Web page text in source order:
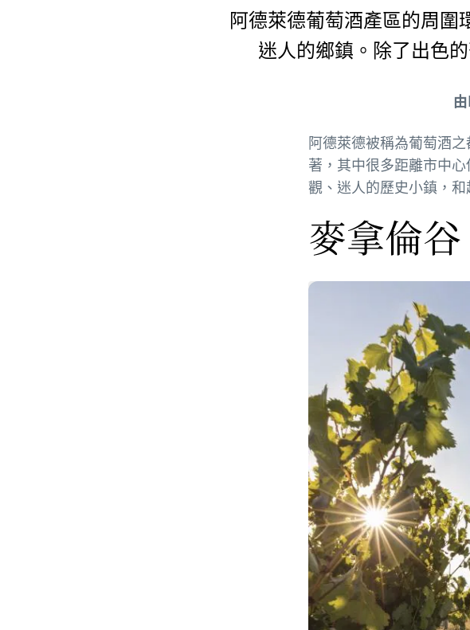
阿德萊德葡萄酒產區的周圍
迷人的鄉鎮。除了出色
阿德萊德被稱為葡萄酒
著，其中很多距離市中
觀、迷人的歷史小鎮，
麥拿倫谷